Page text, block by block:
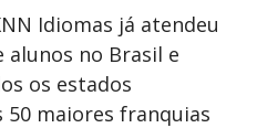
Idiomas já atendeu
alunos no Brasil e
os estados
50 maiores franquias